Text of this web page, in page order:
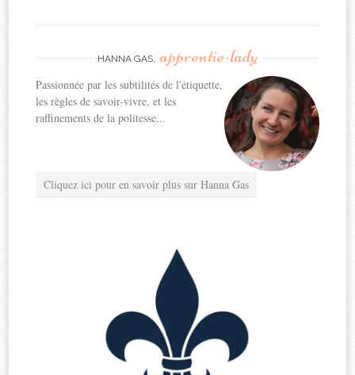
HANNA GAS, apprentie-lady
Passionnée par les subtilités de l'étiquette,
les règles de savoir-vivre, et les
raffinements de la politesse...
Cliquez ici pour en savoir plus sur Hanna Gas